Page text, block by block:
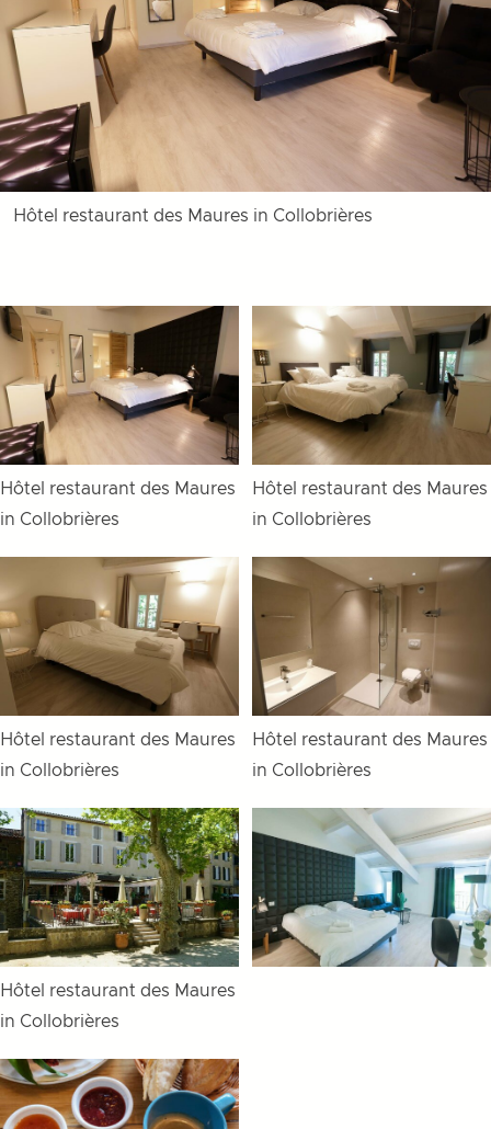
Hôtel restaurant des Maures in Collobrières
Hôtel restaurant des Maures
in Collobrières
Hôtel restaurant des Maures
in Collobrières
Hôtel restaurant des Maures
in Collobrières
Hôtel restaurant des Maures
in Collobrières
Hôtel restaurant des Maures
in Collobrières